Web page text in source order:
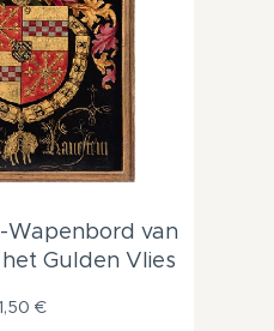
Wapenbord van
Gulden Vlies
€